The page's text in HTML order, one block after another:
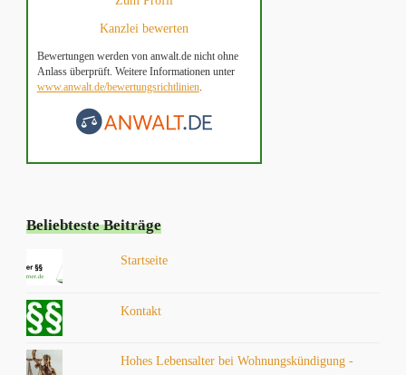
Kanzlei bewerten
Bewertungen werden von anwalt.de nicht ohne
Anlass überprüft. Weitere Informationen unter
www.anwalt.de/bewertungsrichtlinien.
Beliebteste Beiträge
Startseite
Kontakt
Hohes Lebensalter bei Wohnungskündigung -